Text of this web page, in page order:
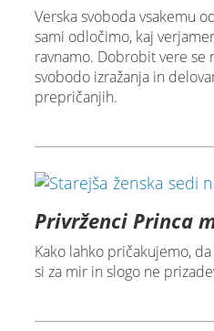
Verska svoboda vsakemu
sami odločimo, kaj
ravnamo. Dobrobit vere se
svobodo izražanja in
prepričanjih.
Privrženci Princa
Kako lahko pričakujemo,
si za mir in slogo ne